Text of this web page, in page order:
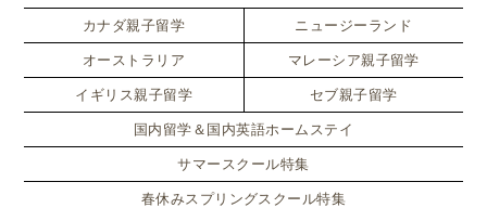
カナダ親子留学 ニュージーランド
オーストラリア マレーシア親子留学
イギリス親子留学 セブ親子留学
国内留学＆国内英語ホームステイ
サマースクール特集
春休みスプリングスクール特集